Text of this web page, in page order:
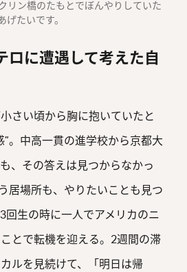
リン橋のたもとでぼんやりしていた
げたいです。
ロに遭遇して考えた自
さい頃から胸に抱いていたと
”。中高一貫の進学校から京都大
、その答えは見つからなかっ
居場所も、やりたいことも見つ
回生の時に一人でアメリカのニ
とで転機を迎える。2週間の滞
ルを見続けて、「明日は帰